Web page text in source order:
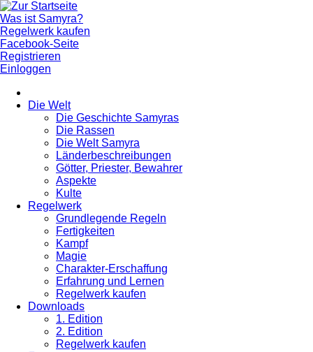
Was ist Samyra?
Regelwerk kaufen
Facebook-Seite
Registrieren
Einloggen
Die Welt
Die Geschichte Samyras
Die Rassen
Die Welt Samyra
Länderbeschreibungen
Götter, Priester, Bewahrer
Aspekte
Kulte
Regelwerk
Grundlegende Regeln
Fertigkeiten
Kampf
Magie
Charakter-Erschaffung
Erfahrung und Lernen
Regelwerk kaufen
Downloads
1. Edition
2. Edition
Regelwerk kaufen